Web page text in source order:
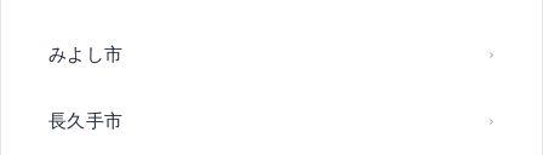
みよし市
長久手市